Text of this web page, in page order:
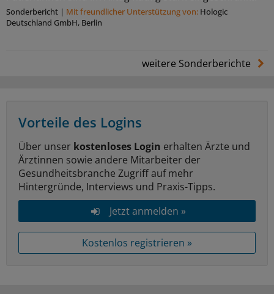
Sonderbericht | Mit freundlicher Unterstützung von: Hologic
Deutschland GmbH, Berlin
weitere Sonderberichte
Vorteile des Logins
Über unser kostenloses Login erhalten Ärzte und
Ärztinnen sowie andere Mitarbeiter der
Gesundheitsbranche Zugriff auf mehr
Hintergründe, Interviews und Praxis-Tipps.
Jetzt anmelden »
Kostenlos registrieren »